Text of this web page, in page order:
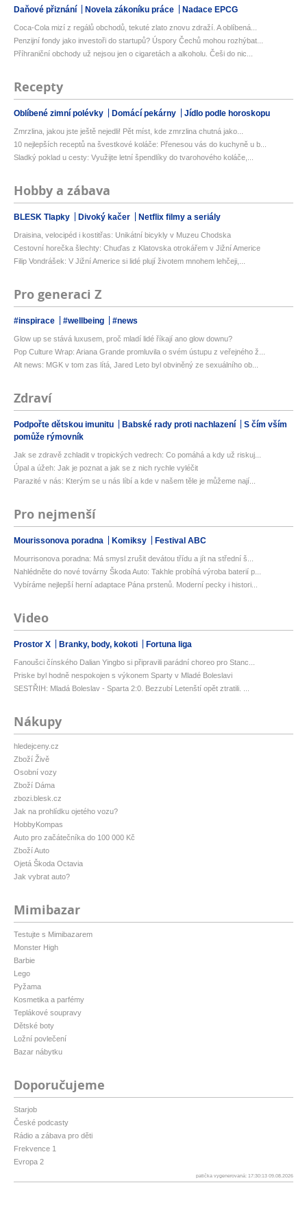
Daňové přiznání Novela zákoníku práce Nadace EPCG
Coca-Cola mizí z regálů obchodů, tekuté zlato znovu zdraží. A oblíbená...
Penzijní fondy jako investoři do startupů? Úspory Čechů mohou rozhýbat...
Příhraniční obchody už nejsou jen o cigaretách a alkoholu. Češi do nic...
Recepty
Oblíbené zimní polévky Domácí pekárny Jídlo podle horoskopu
Zmrzlina, jakou jste ještě nejedli! Pět míst, kde zmrzlina chutná jako...
10 nejlepších receptů na švestkové koláče: Přenesou vás do kuchyně u b...
Sladký poklad u cesty: Využijte letní špendlíky do tvarohového koláče,...
Hobby a zábava
BLESK Tlapky Divoký kačer Netflix filmy a seriály
Draisina, velocipéd i kostitřas: Unikátní bicykly v Muzeu Chodska
Cestovní horečka šlechty: Chuďas z Klatovska otrokářem v Jižní Americe
Filip Vondrášek: V Jižní Americe si lidé plují životem mnohem lehčeji,...
Pro generaci Z
#inspirace #wellbeing #news
Glow up se stává luxusem, proč mladí lidé říkají ano glow downu?
Pop Culture Wrap: Ariana Grande promluvila o svém ústupu z veřejného ž...
Alt news: MGK v tom zas lítá, Jared Leto byl obviněný ze sexuálního ob...
Zdraví
Podpořte dětskou imunitu Babské rady proti nachlazení
S čím vším
pomůže rýmovník
Jak se zdravě zchladit v tropických vedrech: Co pomáhá a kdy už riskuj...
Úpal a úžeh: Jak je poznat a jak se z nich rychle vyléčit
Parazité v nás: Kterým se u nás líbí a kde v našem těle je můžeme nají...
Pro nejmenší
Mourissonova poradna Komiksy Festival ABC
Mourrisonova poradna: Má smysl zrušit devátou třídu a jít na střední š...
Nahlédněte do nové továrny Škoda Auto: Takhle probíhá výroba baterií p...
Vybíráme nejlepší herní adaptace Pána prstenů. Moderní pecky i histori...
Video
Prostor X Branky, body, kokoti Fortuna liga
Fanoušci čínského Dalian Yingbo si připravili parádní choreo pro Stanc...
Priske byl hodně nespokojen s výkonem Sparty v Mladé Boleslavi
SESTŘIH: Mladá Boleslav - Sparta 2:0. Bezzubí Letenští opět ztratili. ...
Nákupy
hledejceny.cz
Zboží Živě
Osobní vozy
Zboží Dáma
zbozi.blesk.cz
Jak na prohlídku ojetého vozu?
HobbyKompas
Auto pro začátečníka do 100 000 Kč
Zboží Auto
Ojetá Škoda Octavia
Jak vybrat auto?
Mimibazar
Testujte s Mimibazarem
Monster High
Barbie
Lego
Pyžama
Kosmetika a parfémy
Teplákové soupravy
Dětské boty
Ložní povlečení
Bazar nábytku
Doporučujeme
Starjob
České podcasty
Rádio a zábava pro děti
Frekvence 1
Evropa 2
patička vygenerovaná: 17:30:13 09.08.2026